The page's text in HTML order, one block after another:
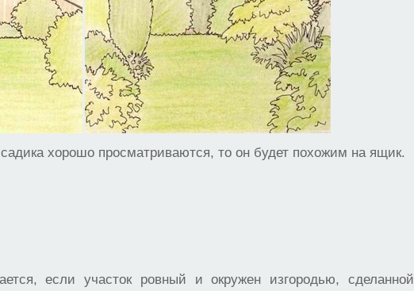
хорошо просматриваются, то он будет похожим на ящик.
если участок ровный и окружен изгородью, сделанной